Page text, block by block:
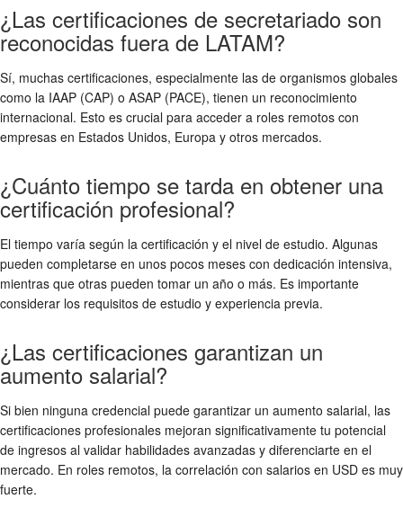
¿Las certificaciones de secretariado son
reconocidas fuera de LATAM?
Sí, muchas certificaciones, especialmente las de organismos globales
como la IAAP (CAP) o ASAP (PACE), tienen un reconocimiento
internacional. Esto es crucial para acceder a roles remotos con
empresas en Estados Unidos, Europa y otros mercados.
¿Cuánto tiempo se tarda en obtener una
certificación profesional?
El tiempo varía según la certificación y el nivel de estudio. Algunas
pueden completarse en unos pocos meses con dedicación intensiva,
mientras que otras pueden tomar un año o más. Es importante
considerar los requisitos de estudio y experiencia previa.
¿Las certificaciones garantizan un
aumento salarial?
Si bien ninguna credencial puede garantizar un aumento salarial, las
certificaciones profesionales mejoran significativamente tu potencial
de ingresos al validar habilidades avanzadas y diferenciarte en el
mercado. En roles remotos, la correlación con salarios en USD es muy
fuerte.